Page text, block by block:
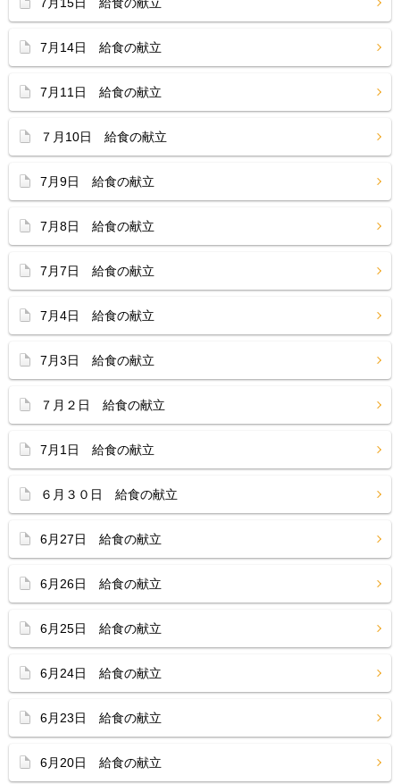
7月14日 給食の献立
7月11日 給食の献立
７月10日 給食の献立
7月9日 給食の献立
7月8日 給食の献立
7月7日 給食の献立
7月4日 給食の献立
7月3日 給食の献立
７月２日 給食の献立
7月1日 給食の献立
６月３０日 給食の献立
6月27日 給食の献立
6月26日 給食の献立
6月25日 給食の献立
6月24日 給食の献立
6月23日 給食の献立
6月20日 給食の献立